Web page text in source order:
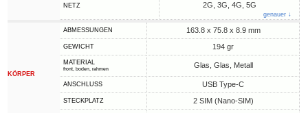
NETZ 2G, 3G, 4G, 5G
genauer ↓
KÖRPER
ABMESSUNGEN 163.8 x 75.8 x 8.9 mm
GEWICHT 194 gr
MATERIAL
front, boden, rahmen Glas, Glas, Metall
ANSCHLUSS USB Type-C
STECKPLATZ 2 SIM (Nano-SIM)